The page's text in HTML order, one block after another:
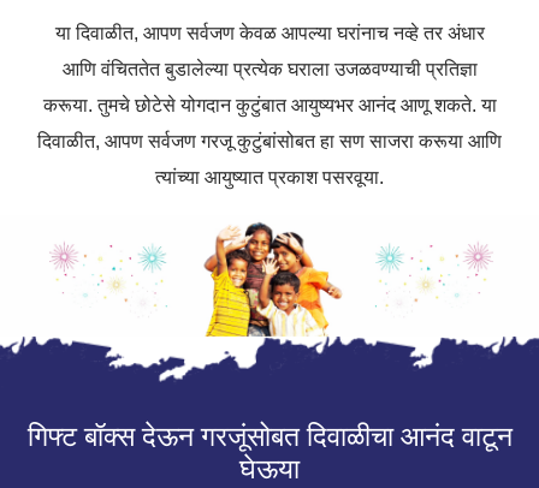
या दिवाळीत, आपण सर्वजण केवळ आपल्या घरांनाच नव्हे तर अंधार
आणि वंचिततेत बुडालेल्या प्रत्येक घराला उजळवण्याची प्रतिज्ञा
करूया. तुमचे छोटेसे योगदान कुटुंबात आयुष्यभर आनंद आणू शकते. या
दिवाळीत, आपण सर्वजण गरजू कुटुंबांसोबत हा सण साजरा करूया आणि
त्यांच्या आयुष्यात प्रकाश पसरवूया.
गिफ्ट बॉक्स देऊन गरजूंसोबत दिवाळीचा आनंद वाटून
घेऊया